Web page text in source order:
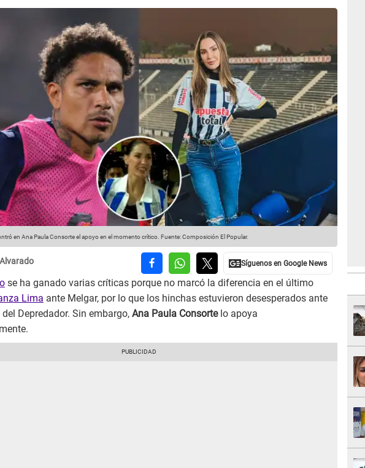
en Ana Paula Consorte el apoyo en el momento crítico. Fuente: Composición El Popular.
se ha ganado varias críticas porque no marcó la diferencia en el último
Lima ante Melgar, por lo que los hinchas estuvieron desesperados ante
Depredador. Sin embargo, Ana Paula Consortelo apoya